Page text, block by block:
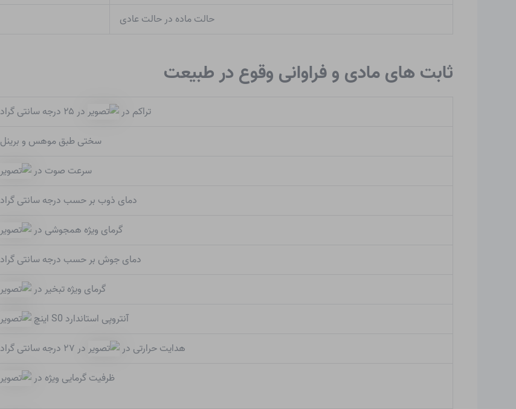
حالت ماده در حالت عادی
ثابت های مادی و فراوانی وقوع در طبیعت
تراکم در در ۲۵ درجه سانتی گراد
سختی طبق موهس و برینل
سرعت صوت در
دمای ذوب بر حسب درجه سانتی گراد
گرمای ویژه همجوشی در
دمای جوش بر حسب درجه سانتی گراد
گرمای ویژه تبخیر در
آنتروپی استاندارد S0 اینچ
هدایت حرارتی در
در ۲۷ درجه سانتی گراد
ظرفیت گرمایی ویژه در